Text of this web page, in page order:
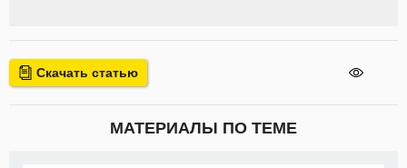
Скачать статью
МАТЕРИАЛЫ ПО ТЕМЕ